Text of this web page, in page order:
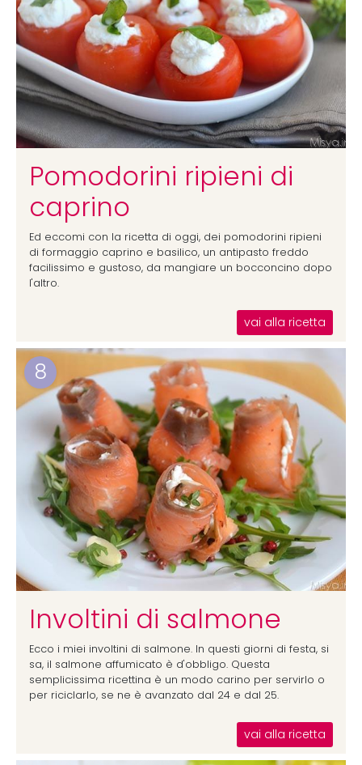
Pomodorini ripieni di
caprino
Ed eccomi con la ricetta di oggi, dei pomodorini ripieni
di formaggio caprino e basilico, un antipasto freddo
facilissimo e gustoso, da mangiare un bocconcino dopo
l'altro.
vai alla ricetta
8
Involtini di salmone
Ecco i miei involtini di salmone. In questi giorni di festa, si
sa, il salmone affumicato è d'obbligo. Questa
semplicissima ricettina è un modo carino per servirlo o
per riciclarlo, se ne è avanzato dal 24 e dal 25.
vai alla ricetta